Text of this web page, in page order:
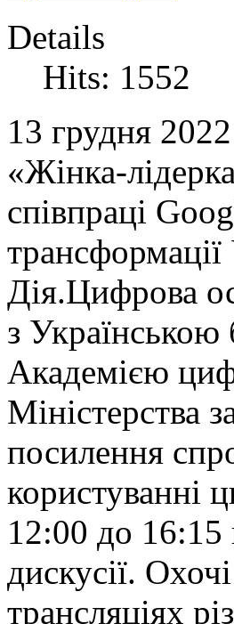
Details
Hits: 1552
13 грудня
«Жінка-
співпраці
Дія.Цифрова
з Українською
Академією
Міністерства
посилення
користуванні
12:00 до 16:15
дискусії.
трансляціях